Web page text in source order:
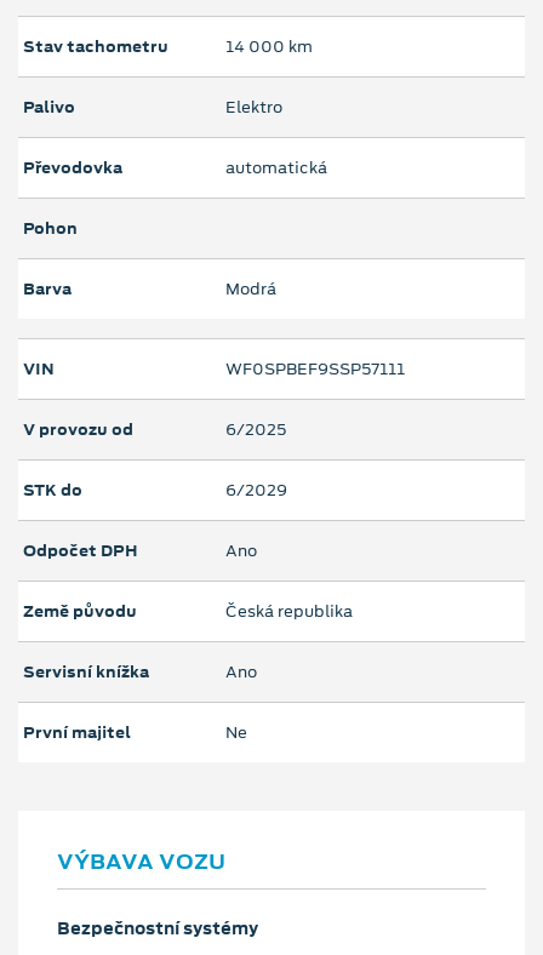
Stav tachometru 14 000 km
Palivo Elektro
Převodovka automatická
Pohon
Barva Modrá
VIN WF0SPBEF9SSP57111
V provozu od 6/2025
STK do 6/2029
Odpočet DPH Ano
Země původu Česká republika
Servisní knížka Ano
První majitel Ne
VÝBAVA VOZU
Bezpečnostní systémy